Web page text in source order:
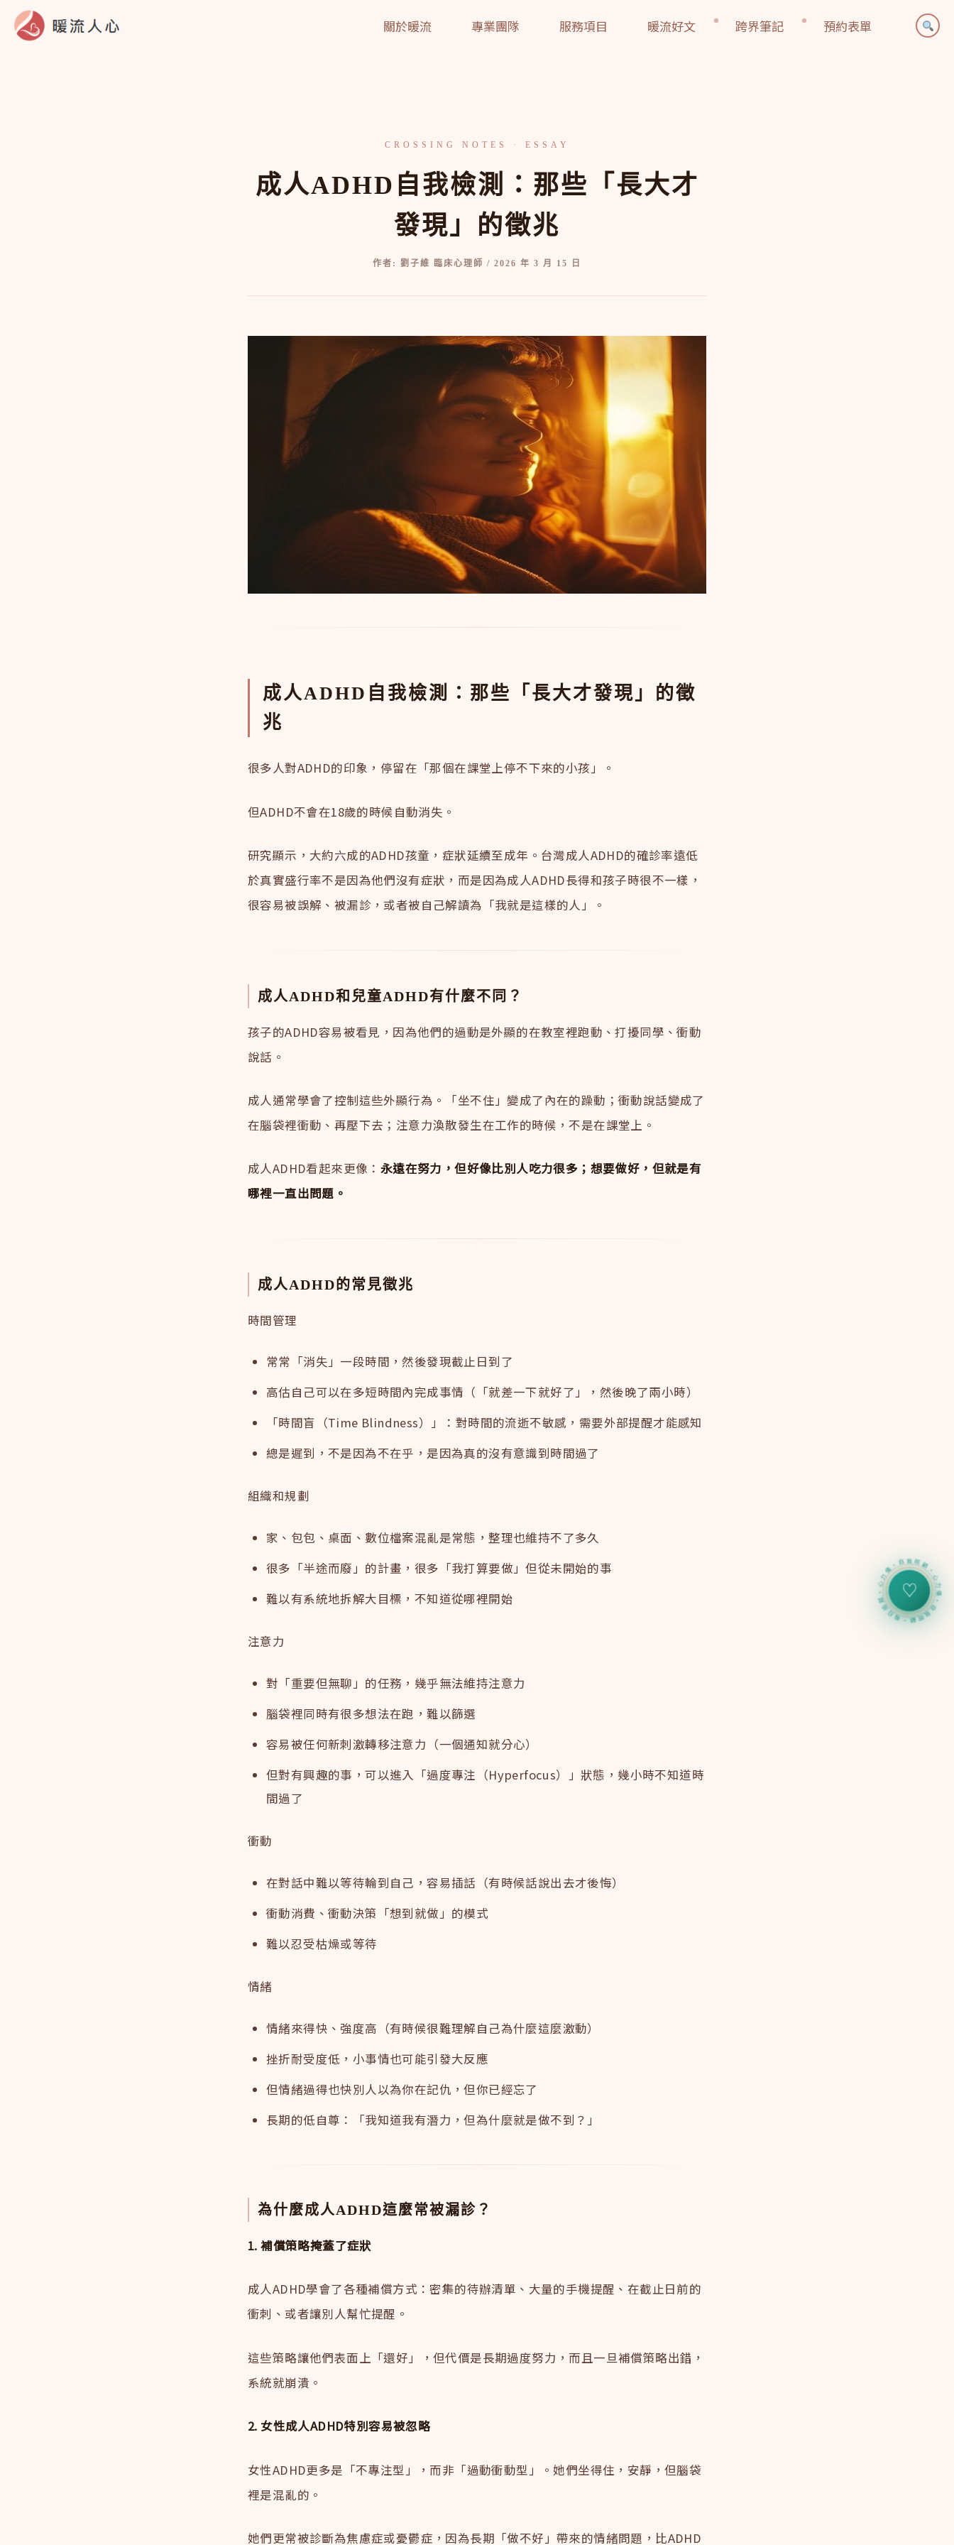
關於暖流 專業團隊 服務項目 暖流好文 跨界筆記 預約表單
成人ADHD自我檢測：那些「長大才
發現」的徵兆
作者: 劉子維 臨床心理師 / 2026 年 3 月 15 日
成人ADHD自我檢測：那些「長大才發現」的徵
兆
很多人對ADHD的印象，停留在「那個在課堂上停不下來的小孩」。
但ADHD不會在18歲的時候自動消失。
研究顯示，大約六成的ADHD孩童，症狀延續至成年。台灣成人ADHD的確診率遠低
於真實盛行率不是因為他們沒有症狀，而是因為成人ADHD長得和孩子時很不一樣，
很容易被誤解、被漏診，或者被自己解讀為「我就是這樣的人」。
成人ADHD和兒童ADHD有什麼不同？
孩子的ADHD容易被看見，因為他們的過動是外顯的在教室裡跑動、打擾同學、衝動
說話。
成人通常學會了控制這些外顯行為。「坐不住」變成了內在的躁動；衝動說話變成了
在腦袋裡衝動、再壓下去；注意力渙散發生在工作的時候，不是在課堂上。
成人ADHD看起來更像： 永遠在努力，但好像比別人吃力很多；想要做好，但就是有
哪裡一直出問題。
成人ADHD的常見徵兆
時間管理
常常「消失」一段時間，然後發現截止日到了
高估自己可以在多短時間內完成事情（「就差一下就好了」，然後晚了兩小時）
「時間盲（Time Blindness）」：對時間的流逝不敏感，需要外部提醒才能感知
總是遲到，不是因為不在乎，是因為真的沒有意識到時間過了
組織和規劃
家、包包、桌面、數位檔案混亂是常態，整理也維持不了多久
很多「半途而廢」的計畫，很多「我打算要做」但從未開始的事
難以有系統地拆解大目標，不知道從哪裡開始
注意力
對「重要但無聊」的任務，幾乎無法維持注意力
腦袋裡同時有很多想法在跑，難以篩選
容易被任何新刺激轉移注意力（一個通知就分心）
但對有興趣的事，可以進入「過度專注（Hyperfocus）」狀態，幾小時不知道時
間過了
衝動
在對話中難以等待輪到自己，容易插話（有時候話說出去才後悔）
衝動消費、衝動決策「想到就做」的模式
難以忍受枯燥或等待
情緒
情緒來得快、強度高（有時候很難理解自己為什麼這麼激動）
挫折耐受度低，小事情也可能引發大反應
但情緒過得也快別人以為你在記仇，但你已經忘了
長期的低自尊：「我知道我有潛力，但為什麼就是做不到？」
為什麼成人ADHD這麼常被漏診？
1. 補償策略掩蓋了症狀
成人ADHD學會了各種補償方式：密集的待辦清單、大量的手機提醒、在截止日前的
衝刺、或者讓別人幫忙提醒。
這些策略讓他們表面上「還好」，但代價是長期過度努力，而且一旦補償策略出錯，
系統就崩潰。
2. 女性成人ADHD特別容易被忽略
女性ADHD更多是「不專注型」，而非「過動衝動型」。她們坐得住，安靜，但腦袋
裡是混亂的。
她們更常被診斷為焦慮症或憂鬱症，因為長期「做不好」帶來的情緒問題，比ADHD
心力儀・自我照顧・每日追蹤・心力儀・自我照顧・每日追蹤・
♡